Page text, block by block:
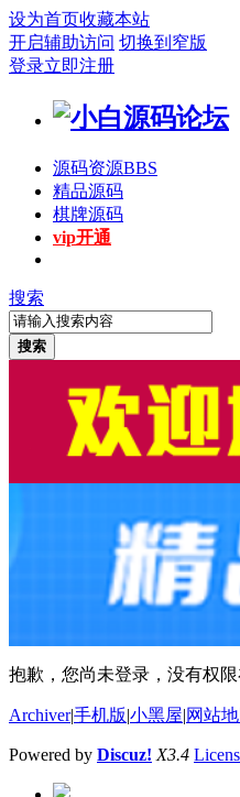
设为首页收藏本站
开启辅助访问 切换到窄版
登录立即注册
源码资源BBS
精品源码
棋牌源码
vip开通
搜索
搜索
抱歉，您尚未登录，没有权
Archiver|手机版 小黑屋 网站
Powered by Discuz! X3.4